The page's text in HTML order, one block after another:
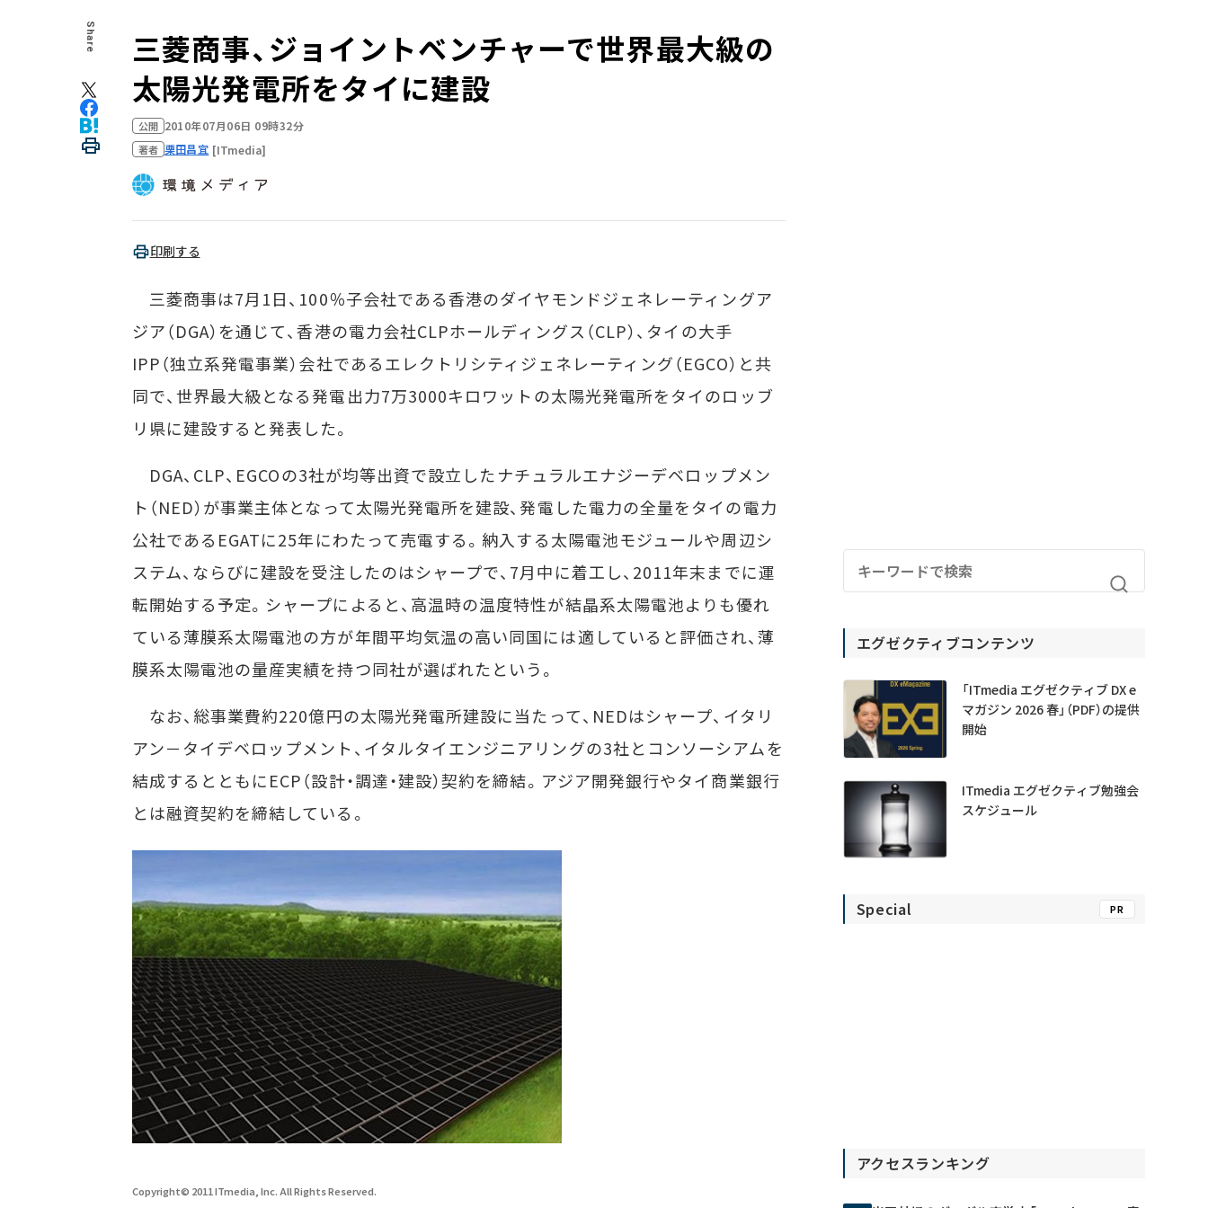
Share
三菱商事、ジョイントベンチャーで世界最大級の
太陽光発電所をタイに建設
公開 2010年07月06日 09時32分
著者 栗田昌宜 [ITmedia]
印刷する
三菱商事は7月1日、100％子会社である香港のダイヤモンドジェネレーティングア
ジア（DGA）を通じて、香港の電力会社CLPホールディングス（CLP）、タイの大手
IPP（独立系発電事業）会社であるエレクトリシティジェネレーティング（EGCO）と共
同で、世界最大級となる発電出力7万3000キロワットの太陽光発電所をタイのロッブ
リ県に建設すると発表した。
DGA、CLP、EGCOの3社が均等出資で設立したナチュラルエナジーデベロップメン
ト（NED）が事業主体となって太陽光発電所を建設、発電した電力の全量をタイの電力
公社であるEGATに25年にわたって売電する。納入する太陽電池モジュールや周辺シ
ステム、ならびに建設を受注したのはシャープで、7月中に着工し、2011年末までに運
転開始する予定。シャープによると、高温時の温度特性が結晶系太陽電池よりも優れ
ている薄膜系太陽電池の方が年間平均気温の高い同国には適していると評価され、薄
膜系太陽電池の量産実績を持つ同社が選ばれたという。
なお、総事業費約220億円の太陽光発電所建設に当たって、NEDはシャープ、イタリ
アン－タイデベロップメント、イタルタイエンジニアリングの3社とコンソーシアムを
結成するとともにECP（設計・調達・建設）契約を締結。アジア開発銀行やタイ商業銀行
とは融資契約を締結している。
Copyright© 2011 ITmedia, Inc. All Rights Reserved.
エグゼクティブコンテンツ
「ITmedia エグゼクティブ DX e
マガジン 2026 春」（PDF）の提供
開始
ITmedia エグゼクティブ勉強会
スケジュール
Special PR
アクセスランキング